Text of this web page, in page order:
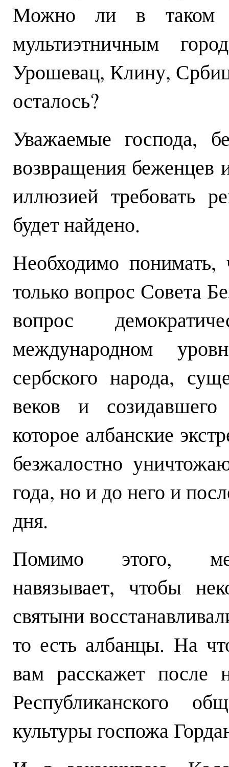
Можно ли в таком
мультиэтничным
Урошевац, Клину,
осталось?
Уважаемые господа,
возвращения беженцев
иллюзией требовать
будет найдено.
Необходимо
только вопрос Совета
вопрос
международном
сербского народа,
веков и созидавшего
которое албанские
безжалостно
года, но и до него и
дня.
Помимо этого,
навязывает, чтобы
святыни
то есть албанцы. На
вам расскажет после
Республиканского
культуры госпожа